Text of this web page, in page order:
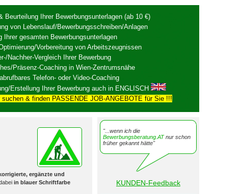
Beurteilung Ihrer Bewerbungsunterlagen (ab 10 €)
von Lebenslauf/Bewerbungsschreiben/Anlagen
Ihrer gesamten Bewerbungsunterlagen
Vorbereitung von Arbeitszeugnissen
Nachher-Vergleich Ihrer Bewerbung
Präsenz-Coaching in Wien-Zentrumsnähe
Telefon- oder Video-Coaching
Erstellung Ihrer Bewerbung auch in ENGLISCH
suchen & finden PASSENDE JOB-ANGEBOTE für Sie !!!
ergänzte und
in blauer Schriftfarbe
"...wenn ich die
Bewerbungsberatung.ATnur schon
früher gekannt hätte"
KUNDEN-Feedback